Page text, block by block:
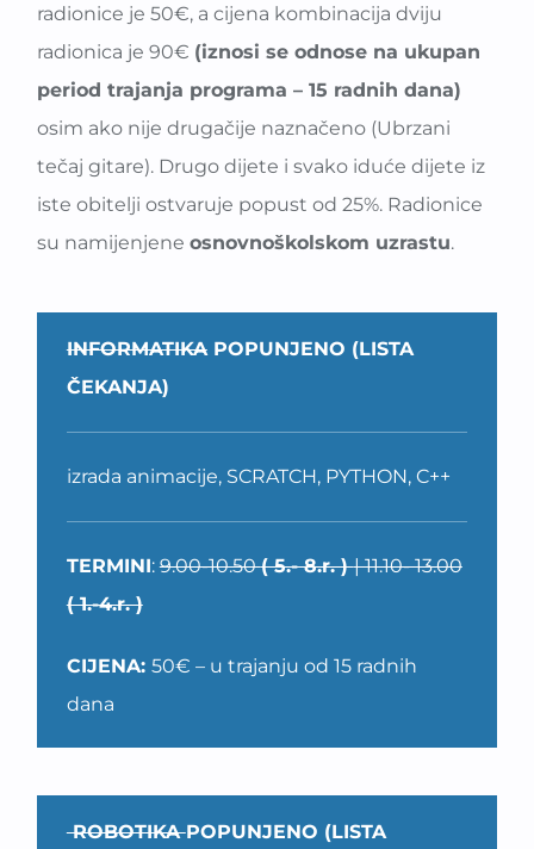
radionice je 50€, a cijena kombinacija dviju
radionica je 90€ (iznosi se odnose na ukupan
period trajanja programa – 15 radnih dana)
osim ako nije drugačije naznačeno (Ubrzani
tečaj gitare). Drugo dijete i svako iduće dijete iz
iste obitelji ostvaruje popust od 25%. Radionice
su namijenjene osnovnoškolskom uzrastu.
INFORMATIKAPOPUNJENO (LISTA
ČEKANJA)
izrada animacije, SCRATCH, PYTHON, C++
TERMINI:9.00-10.50( 5.- 8.r. )| 11.10- 13.00
( 1.-4.r. )
CIJENA: 50€ – u trajanju od 15 radnih
dana
ROBOTIKAPOPUNJENO (LISTA